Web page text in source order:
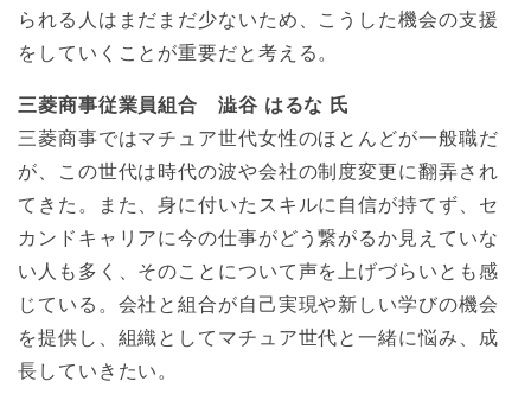
られる人はまだまだ少ないため、こうした機会の支援
をしていくことが重要だと考える。
三菱商事従業員組合 澁谷 はるな 氏
三菱商事ではマチュア世代女性のほとんどが一般職だ
が、この世代は時代の波や会社の制度変更に翻弄され
てきた。また、身に付いたスキルに自信が持てず、セ
カンドキャリアに今の仕事がどう繋がるか見えていな
い人も多く、そのことについて声を上げづらいとも感
じている。会社と組合が自己実現や新しい学びの機会
を提供し、組織としてマチュア世代と一緒に悩み、成
長していきたい。